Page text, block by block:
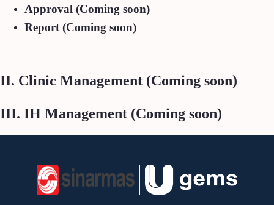
Approval (Coming soon)
Report (Coming soon)
II. Clinic Management (Coming soon)
III. IH Management (Coming soon)